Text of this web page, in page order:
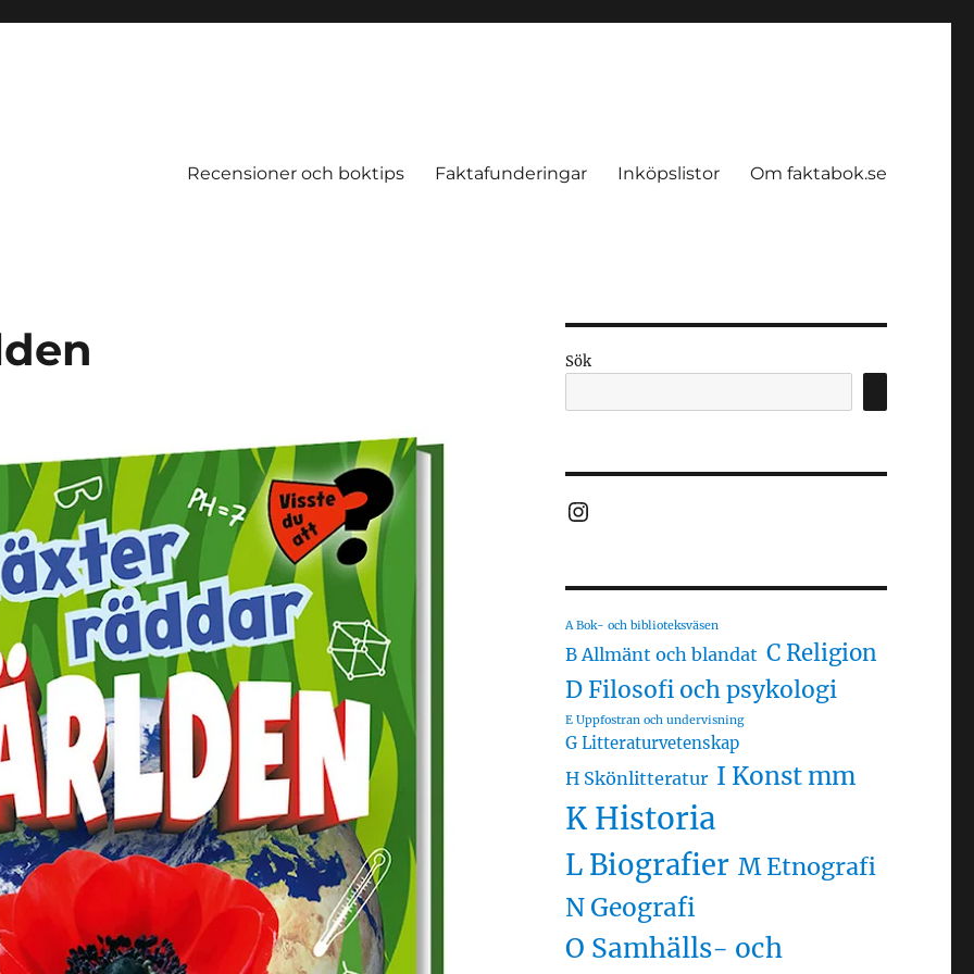
Recensioner och boktips Faktafunderingar Inköpslistor Om faktabok.se
Sök
Instagram
A Bok- och biblioteksväsen
B Allmänt och blandat C Religion
D Filosofi och psykologi
E Uppfostran och undervisning
G Litteraturvetenskap
H Skönlitteratur I Konst mm
K Historia
L Biografier M Etnografi
N Geografi
O Samhälls- och